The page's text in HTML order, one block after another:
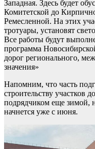
Западная. Здесь будет
Комитетской до
Ремесленной. На этих
тротуары, установят
Все работы будут
программа
дорог регионального,
значения»
Напомним, что часть
строительству участков
подрядчиком еще зимой,
начнется уже с июня.